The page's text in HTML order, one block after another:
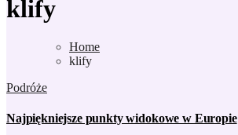
klify
Home
klify
Podróże
Najpiękniejsze punkty widokowe w Europie